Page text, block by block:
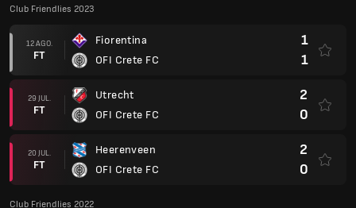
Club Friendlies 2023
12 AGO.
FT
Fiorentina
OFI Crete FC
1
1
29 JUL.
FT
Utrecht
OFI Crete FC
2
0
20 JUL.
FT
Heerenveen
OFI Crete FC
2
0
Club Friendlies 2022